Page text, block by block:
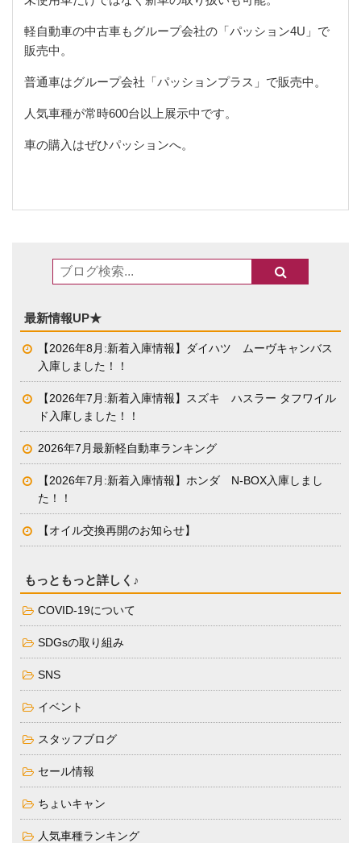
軽自動車の中古車もグループ会社の「パッション4U 」で
販売中。
普通車はグループ会社「パッションプラス」で販売中。
人気車種が常時600台以上展示中です。
車の購入はぜひパッションへ。
最新情報UP★
【2026年8月:新着入庫情報】ダイハツ ムーヴキャンバス
入庫しました！！
【2026年7月:新着入庫情報】スズキ ハスラー タフワイル
ド入庫しました！！
2026年7月最新軽自動車ランキング
【2026年7月:新着入庫情報】ホンダ N-BOX入庫しまし
た！！
【オイル交換再開のお知らせ】
もっともっと詳しく♪
COVID-19について
SDGsの取り組み
SNS
イベント
スタッフブログ
セール情報
ちょいキャン
人気車種ランキング